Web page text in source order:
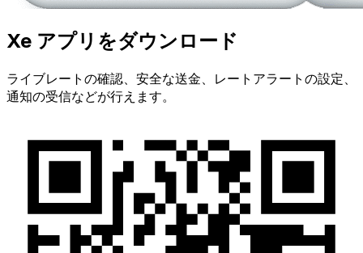
Xe アプリをダウンロード
ライブレートの確認、安全な送金、レートアラートの設定、
通知の受信などが行えます。